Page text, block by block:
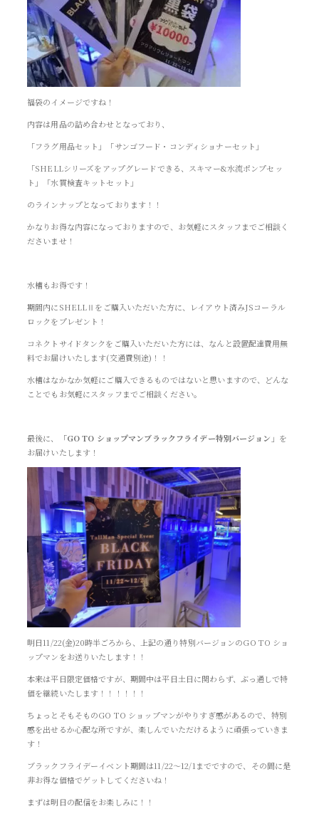
福袋のイメージですね！
内容は用品の詰め合わせとなっており、
「フラグ用品セット」「サンゴフード・コンディショナーセット」
「SHELLシリーズをアップグレードできる、スキマー&水流ポンプセッ
ト」「水質検査キットセット」
のラインナップとなっております！！
かなりお得な内容になっておりますので、お気軽にスタッフまでご相談く
ださいませ！
水槽もお得です！
期間内にSHELLⅡをご購入いただいた方に、レイアウト済みJSコーラル
ロックをプレゼント！
コネクトサイドタンクをご購入いただいた方には、なんと設置配達費用無
料でお届けいたします(交通費別途)！！
水槽はなかなか気軽にご購入できるものではないと思いますので、どんな
ことでもお気軽にスタッフまでご相談ください。
最後に、 「GO TO ショップマンブラックフライデー特別バージョン」 を
お届けいたします！
明日11/22(金)20時半ごろから、上記の通り特別バージョンのGO TO ショ
ップマンをお送りいたします！！
本来は平日限定価格ですが、期間中は平日土日に関わらず、ぶっ通しで特
価を継続いたします！！！！！！
ちょっとそもそものGO TO ショップマンがやりすぎ感があるので、特別
感を出せるか心配な所ですが、楽しんでいただけるように頑張っていきま
す！
ブラックフライデーイベント期間は11/22～12/1までですので、その間に是
非お得な価格でゲットしてくださいね！
まずは明日の配信をお楽しみに！！